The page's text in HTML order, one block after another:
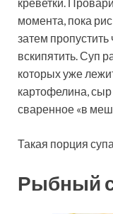
момента, пока
затем
вскипятить. Суп
которых уже
картофелина, сыр
сваренное «в
Такая порция
Рыбный